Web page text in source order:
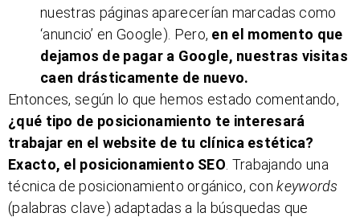
nuestras páginas aparecerían marcadas como
‘anuncio’ en Google). Pero, en el momento que
dejamos de pagar a Google, nuestras visitas
caen drásticamente de nuevo.
Entonces, según lo que hemos estado comentando,
¿qué tipo de posicionamiento te interesará
trabajar en el website de tu clínica estética?
Exacto, el posicionamiento SEO . Trabajando una
técnica de posicionamiento orgánico, conkeywords
(palabras clave) adaptadas a la búsquedas que